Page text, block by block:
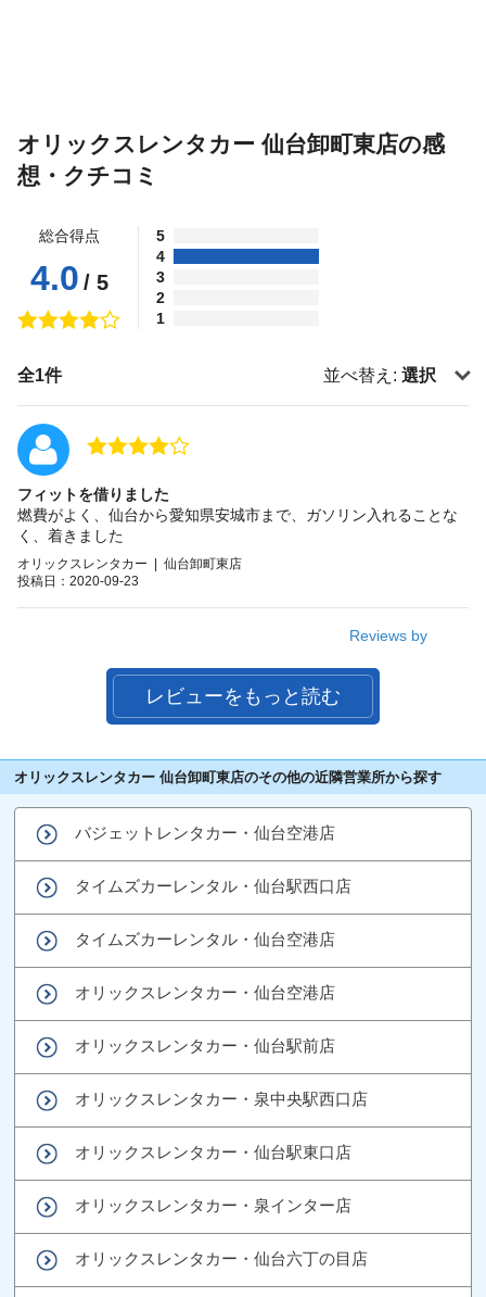
オリックスレンタカー 仙台卸町東店の感
想・クチコミ
総合得点
4.0 / 5
5
4
3
2
1
全1件 並べ替え: 選択
フィットを借りました
燃費がよく、仙台から愛知県安城市まで、ガソリン入れることな
く、着きました
オリックスレンタカー | 仙台卸町東店
投稿日：2020-09-23
Reviews by
レビューをもっと読む
オリックスレンタカー 仙台卸町東店のその他の近隣営業所から探す
バジェットレンタカー・仙台空港店
タイムズカーレンタル・仙台駅西口店
タイムズカーレンタル・仙台空港店
オリックスレンタカー・仙台空港店
オリックスレンタカー・仙台駅前店
オリックスレンタカー・泉中央駅西口店
オリックスレンタカー・仙台駅東口店
オリックスレンタカー・泉インター店
オリックスレンタカー・仙台六丁の目店